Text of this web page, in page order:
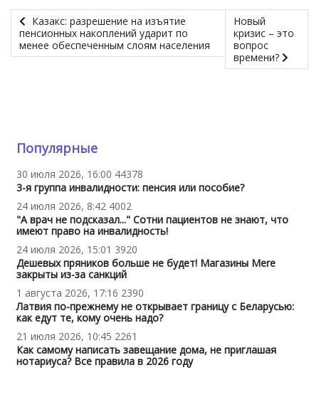
Казакc: разрешение на изъятие
пенсионных накоплений ударит по
менее обеспеченным слоям населения
Новый
кризис – это
вопрос
времени?
Популярные
30 июля 2026, 16:00 44378
3-я группа инвалидности: пенсия или пособие?
24 июля 2026, 8:42 4002
"А врач не подсказал..." Сотни пациентов не знают, что
имеют право на инвалидность!
24 июля 2026, 15:01 3920
Дешевых пряников больше не будет! Магазины Mere
закрыты из-за санкций
1 августа 2026, 17:16 2390
Латвия по-прежнему не открывает границу с Беларусью:
как едут те, кому очень надо?
21 июля 2026, 10:45 2261
Как самому написать завещание дома, не приглашая
нотариуса? Все правила в 2026 году